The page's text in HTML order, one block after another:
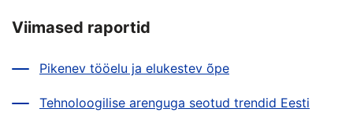
Viimased raportid
Pikenev tööelu ja elukestev õpe
Tehnoloogilise arenguga seotud trendid Eesti